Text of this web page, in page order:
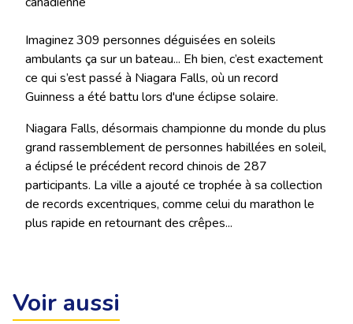
Imaginez 309 personnes déguisées en soleils
ambulants ça sur un bateau... Eh bien, c’est exactement
ce qui s’est passé à Niagara Falls, où un record
Guinness a été battu lors d'une éclipse solaire.
Niagara Falls, désormais championne du monde du plus
grand rassemblement de personnes habillées en soleil,
a éclipsé le précédent record chinois de 287
participants. La ville a ajouté ce trophée à sa collection
de records excentriques, comme celui du marathon le
plus rapide en retournant des crêpes...
Voir aussi